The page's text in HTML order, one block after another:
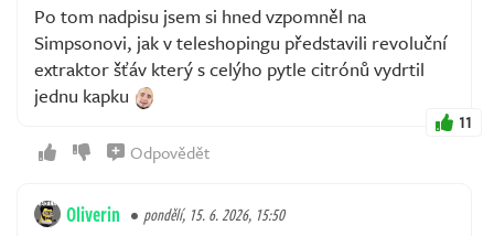
Po tom nadpisu jsem si hned vzpomněl na
Simpsonovi, jak v teleshopingu představili revoluční
extraktor šťáv který s celýho pytle citrónů vydrtil
jednu kapku
11
Odpovědět
Oliverin pondělí, 15. 6. 2026, 15:50